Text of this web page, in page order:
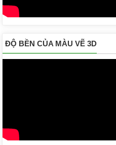
ĐỘ BỀN CỦA MÀU VẼ 3D